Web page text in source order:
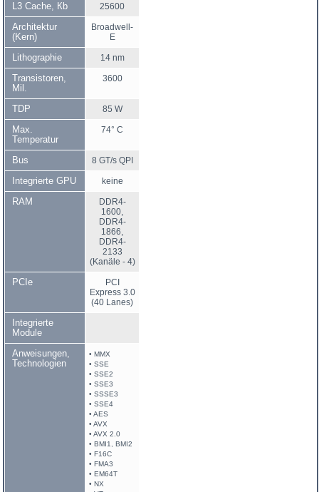
L3 Cache, Кb 25600
Architektur
(Kern)
Broadwell-
E
Lithographie 14 nm
Transistoren,
Mil.
3600
TDP 85 W
Max.
Temperatur
74° C
Bus 8 GT/s QPI
Integrierte GPU keine
RAM
DDR4-
1600,
DDR4-
1866,
DDR4-
2133
(Kanäle - 4)
PCIe
PCI
Express 3.0
(40 Lanes)
Integrierte
Module
Anweisungen,
Technologien
• MMX
• SSE
• SSE2
• SSE3
• SSSE3
• SSE4
• AES
• AVX
• AVX 2.0
• BMI1, BMI2
• F16C
• FMA3
• EM64T
• NX